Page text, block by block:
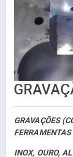
GRAVAÇÕES
FERRAMENTAS
INOX, OURO,